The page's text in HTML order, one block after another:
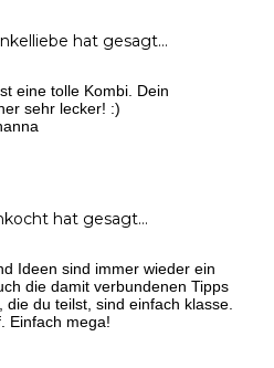
hat gesagt…
eine tolle Kombi. Dein
sehr lecker! :)
hat gesagt…
Ideen sind immer wieder ein
die damit verbundenen Tipps
die du teilst, sind einfach klasse.
Einfach mega!